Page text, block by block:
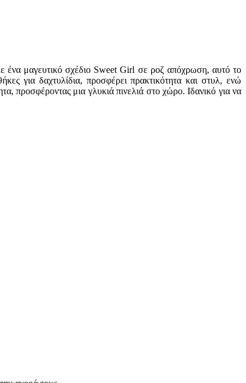
ένα μαγευτικό σχέδιο Sweet Girl σε ροζ απόχρωση, αυτό το
για δαχτυλίδια, προσφέρει πρακτικότητα και στυλ, ενώ
προσφέροντας μια γλυκιά πινελιά στο χώρο. Ιδανικό για να